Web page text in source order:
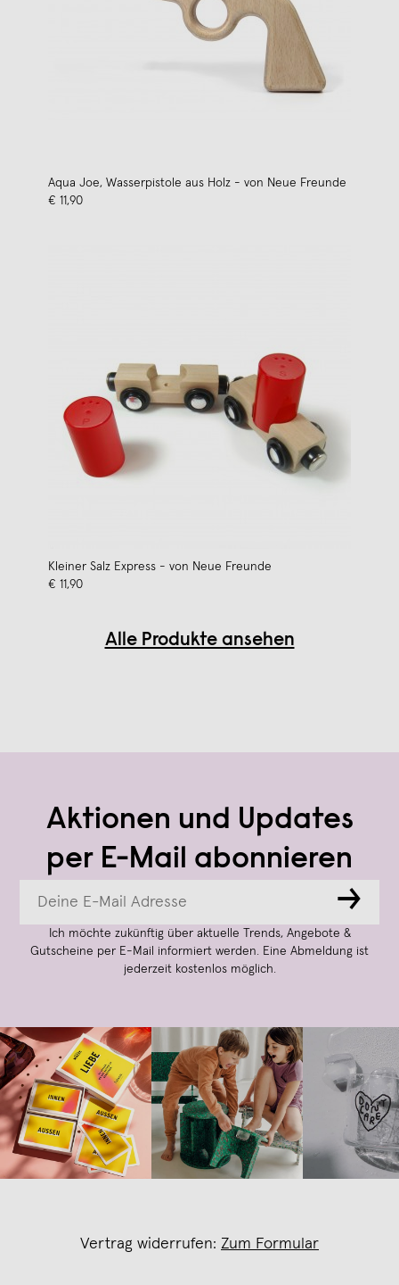
Aqua Joe, Wasserpistole aus Holz - von Neue Freunde
€ 11,90
Kleiner Salz Express - von Neue Freunde
€ 11,90
Alle Produkte ansehen
Aktionen und Updates
per E-Mail abonnieren
→
Ich möchte zukünftig über aktuelle Trends, Angebote &
Gutscheine per E-Mail informiert werden. Eine Abmeldung ist
jederzeit kostenlos möglich.
Vertrag widerrufen: Zum Formular